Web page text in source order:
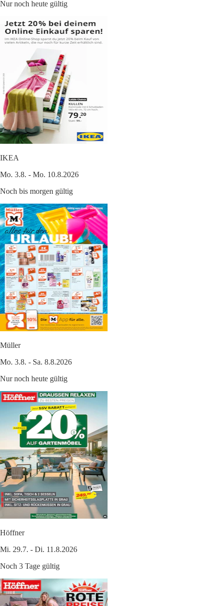
Nur noch heute gültig
IKEA
Mo. 3.8. - Mo. 10.8.2026
Noch bis morgen gültig
Müller
Mo. 3.8. - Sa. 8.8.2026
Nur noch heute gültig
Höffner
Mi. 29.7. - Di. 11.8.2026
Noch 3 Tage gültig